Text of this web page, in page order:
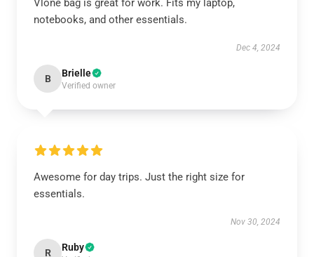
Vlone bag is great for work. Fits my laptop,
notebooks, and other essentials.
Dec 4, 2024
B Brielle
Verified owner
Awesome for day trips. Just the right size for
essentials.
Nov 30, 2024
R Ruby